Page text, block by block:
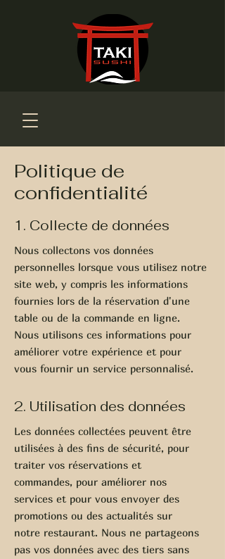
Politique de
confidentialité
1. Collecte de données
Nous collectons vos données
personnelles lorsque vous utilisez notre
site web, y compris les informations
fournies lors de la réservation d'une
table ou de la commande en ligne.
Nous utilisons ces informations pour
améliorer votre expérience et pour
vous fournir un service personnalisé.
2. Utilisation des données
Les données collectées peuvent être
utilisées à des fins de sécurité, pour
traiter vos réservations et
commandes, pour améliorer nos
services et pour vous envoyer des
promotions ou des actualités sur
notre restaurant. Nous ne partageons
pas vos données avec des tiers sans